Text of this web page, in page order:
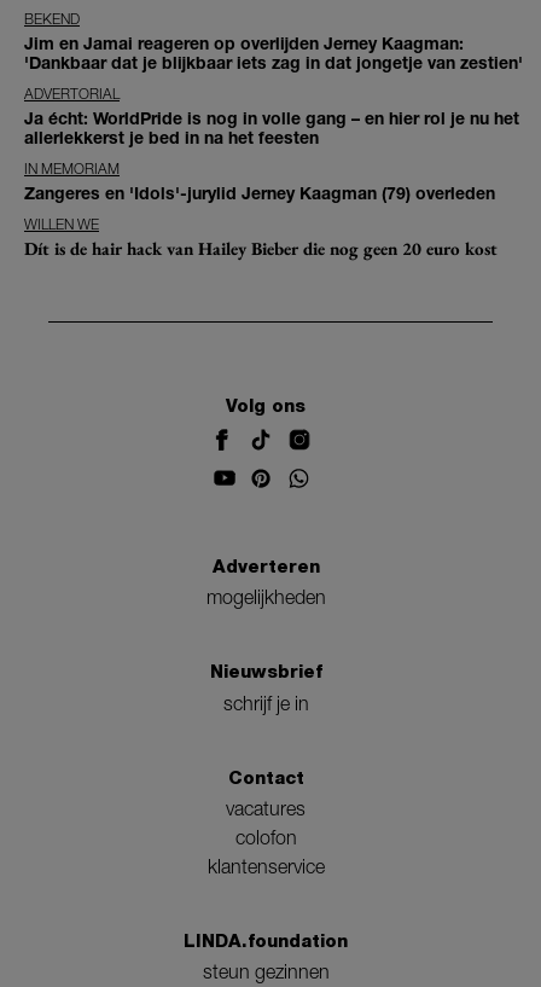
BEKEND
Jim en Jamai reageren op overlijden Jerney Kaagman:
'Dankbaar dat je blijkbaar iets zag in dat jongetje van zestien'
ADVERTORIAL
Ja écht: WorldPride is nog in volle gang – en hier rol je nu het
allerlekkerst je bed in na het feesten
IN MEMORIAM
Zangeres en 'Idols'-jurylid Jerney Kaagman (79) overleden
WILLEN WE
Dít is de hair hack van Hailey Bieber die nog geen 20 euro kost
Volg ons
Adverteren
mogelijkheden
Nieuwsbrief
schrijf je in
Contact
vacatures
colofon
klantenservice
LINDA.foundation
steun gezinnen